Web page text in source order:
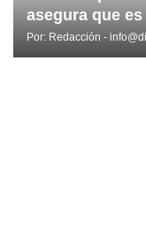
asegura que
Por: Redacción -